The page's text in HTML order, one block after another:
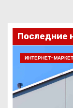
Последние
ИНТЕРНЕТ-